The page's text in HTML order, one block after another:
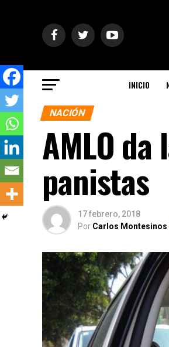
INICIO
NACIÓN
AMLO
panistas
17 febrero, 2018
Por Carlos Montesinos